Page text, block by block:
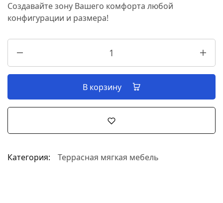
Создавайте зону Вашего комфорта любой
конфигурации и размера!
В корзину
Категория: Террасная мягкая мебель